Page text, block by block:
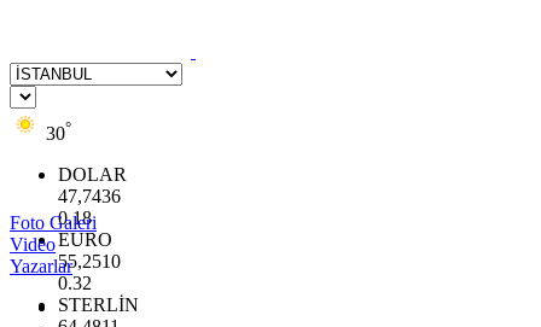
30°
DOLAR
47,7436
0.18
EURO
55,2510
0.32
STERLİN
Foto Galeri
Video
Yazarlar